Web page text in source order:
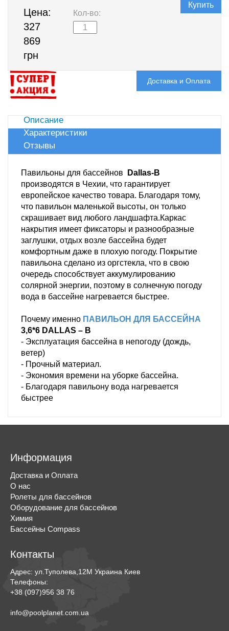
Цена:
327
869
грн
Кол-во:
Купить
Доставка и Оплата
Описание
Характеристики
Отзывы
Павильоны для бассейнов
Dallas-B
производятся в Чехии, что гарантирует
европейское качество товара. Благодаря тому,
что павильон маленькой высоты, он только
скрашивает вид любого ландшафта.Каркас
накрытия имеет фиксаторы и разнообразные
заглушки, отдых возле бассейна будет
комфортным даже в плохую погоду. Покрытие
павильона сделано из оргстекла, что в свою
очередь способствует аккумулированию
солярной энергии, поэтому в солнечную погоду
вода в бассейне нагревается быстрее.
Почему именно ПАВИЛЬОН ДЛЯ БАССЕЙНА
3,6*6 DALLAS – B
- Эксплуатация бассейна в непогоду (дождь,
ветер)
- Прочный материал.
- Экономия времени на уборке бассейна.
- Благодаря павильону вода нагревается
быстрее
Информация
Доставка и Оплата
О нас
Ролеты для бассейнов
Оборудование для бассейнов
Химия
Бассейны Compass
Контакты
Адрес: ул.Туполева,12М Украина Киев
Телефоны:
+38 (097)956 38 76
info@poolplanet.com.ua